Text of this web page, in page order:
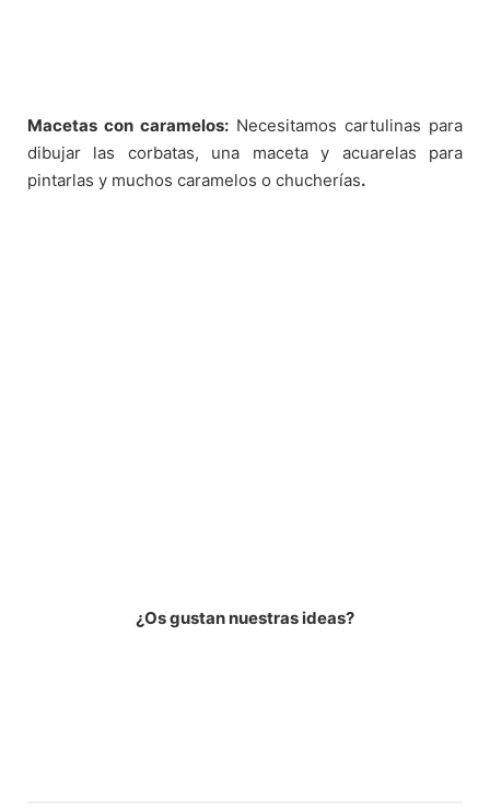
Macetas con caramelos: Necesitamos cartulinas para
dibujar las corbatas, una maceta y acuarelas para
pintarlas y muchos caramelos o chucherías.
¿Os gustan nuestras ideas?